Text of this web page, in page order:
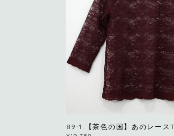
89-1.【茶色の国】あのレース